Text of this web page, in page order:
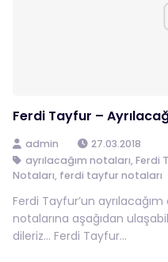
Ferdi Tayfur –
admin
27.03.2018
ayrılacağım notaları, Ferdi
Notaları, ferdi tayfur notaları
Ferdi Tayfur’un ayrılacağım
notalarına aşağıdan
dileriz… Ferdi Tayfur...